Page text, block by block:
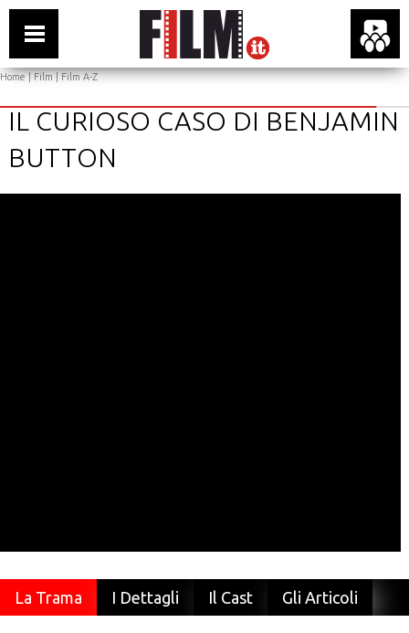
Home|Film|Film A-Z
IL CURIOSO CASO DI BENJAMIN
BUTTON
La Trama I Dettagli Il Cast Gli Articoli